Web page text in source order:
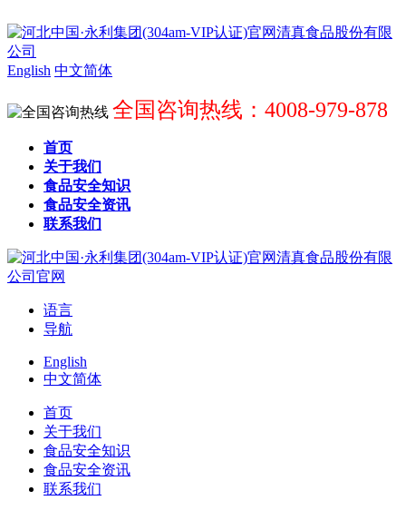
English 中文简体
全国咨询热线：4008-979-878
首页
关于我们
食品安全知识
食品安全资讯
联系我们
语言
导航
English
中文简体
首页
关于我们
食品安全知识
食品安全资讯
联系我们